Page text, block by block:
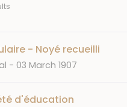
- Noyé recueilli
DATE
03 March 1907
d'éducation